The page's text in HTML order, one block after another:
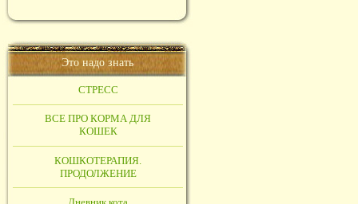
Это надо знать
СТРЕСС
ВСЕ ПРО КОРМА ДЛЯ
КОШЕК
КОШКОТЕРАПИЯ.
ПРОДОЛЖЕНИЕ